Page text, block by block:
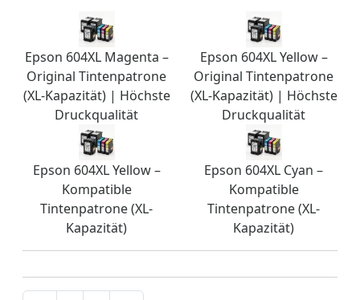
Epson 604XL Magenta –
Original Tintenpatrone
(XL-Kapazität) | Höchste
Druckqualität
Epson 604XL Yellow –
Original Tintenpatrone
(XL-Kapazität) | Höchste
Druckqualität
Epson 604XL Yellow –
Kompatible
Tintenpatrone (XL-
Kapazität)
Epson 604XL Cyan –
Kompatible
Tintenpatrone (XL-
Kapazität)